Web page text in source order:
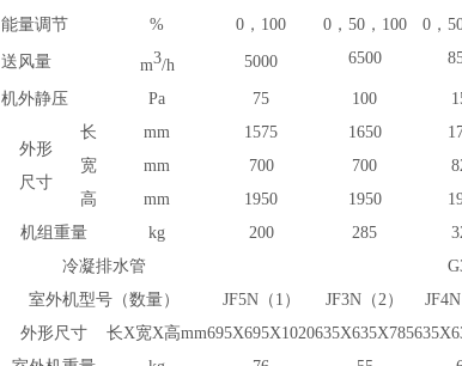
能量调节
% 0，100 0，50，100 0，
送 风量 m3/h 5000 6500
机外静压 Pa 75 100
外形
尺寸
长 mm 1575 1650
宽
mm 700 700
高
mm 1950 1950
机组重量
kg 200 285
冷凝排水管
室外机型号（数量）
JF5N（1） JF3N（2） JF4N
外形尺寸
长X宽X高mm695X695X1020635X635X785